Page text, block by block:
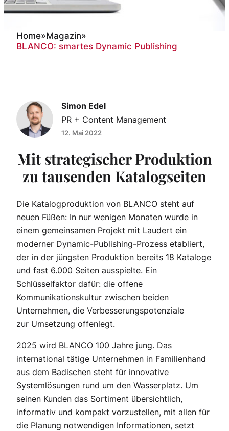
BLANCO: smartes Dynamic
Home»Magazin»
BLANCO: smartes Dynamic Publishing
Simon Edel
PR + Content Management
12. Mai 2022
Mit strategischer Produktion
zu tausenden Katalogseiten
Die Katalogproduktion von BLANCO steht auf
neuen Füßen: In nur wenigen Monaten wurde in
einem gemeinsamen Projekt mit Laudert ein
moderner Dynamic-Publishing-Prozess etabliert,
der in der jüngsten Produktion bereits 18 Kataloge
und fast 6.000 Seiten ausspielte. Ein
Schlüsselfaktor dafür: die offene
Kommunikationskultur zwischen beiden
Unternehmen, die Verbesserungs­potenziale
zur Umsetzung offenlegt.
2025 wird BLANCO 100 Jahre jung. Das
international tätige Unternehmen in Familienhand
aus dem Badischen steht für innovative
Systemlösungen rund um den Wasserplatz. Um
seinen Kunden das Sortiment übersichtlich,
informativ und kompakt vorzustellen, mit allen für
die Planung notwendigen Informationen, setzt